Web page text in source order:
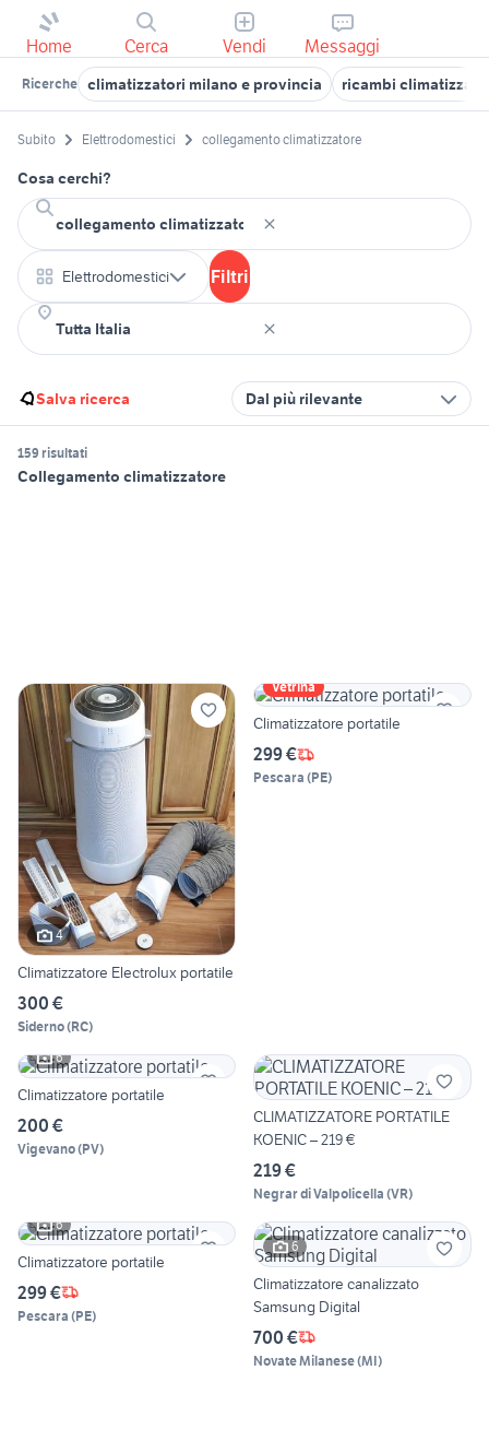
Home Cerca Vendi Messaggi
Ricerche climatizzatori milano e provincia ricambi
Subito Elettrodomestici collegamento climatizzatore
Cosa cerchi?
Elettrodomestici Filtri
Salva ricerca Dal più rilevante
159 risultati
Collegamento climatizzatore
4
Climatizzatore Electrolux portatile
300 €
Siderno(RC)
Vetrina
Climatizzatore portatile
299 €
Pescara (PE)
6
Climatizzatore portatile
200 €
Vigevano(PV)
CLIMATIZZATORE PORTATILE
KOENIC – 219 €
219 €
Negrar di Valpolicella (VR)
6
Climatizzatore portatile
299 €
Pescara (PE)
6
Climatizzatore canalizzato
Samsung Digital
700 €
Novate Milanese(MI)